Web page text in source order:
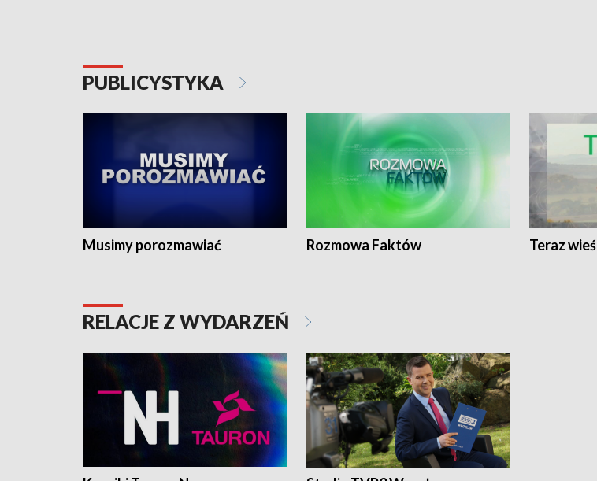
PUBLICYSTYKA
Musimy porozmawiać Rozmowa Faktów Teraz wieś
RELACJE Z WYDARZEŃ